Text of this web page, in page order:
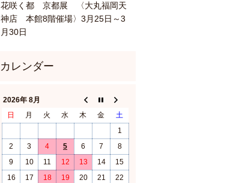
花咲く都 京都展 〈大丸福岡天
神店 本館8階催場〉3月25日～3
月30日
2026年 8月
日
月 火 水 木 金
土
1
2
3 4 5 6 7
8
9
10 11 12 13 14
15
16
17 18 19 20 21 22